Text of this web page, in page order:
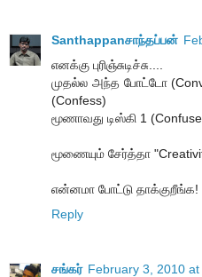
Santhappanசாந்தப்பன்
எனக்கு புரிஞ்சுடிச்சு....
முதல்ல அந்த போட்டோ
(Confess)
மூணாவது டிஸ்கி 1
மூணையும் சேர்த்தா
என்னமா போட்டு தாக்குறீங்க!
Reply
சங்கர் February 3, 2010 at